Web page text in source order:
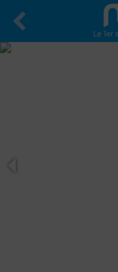
Le 1er